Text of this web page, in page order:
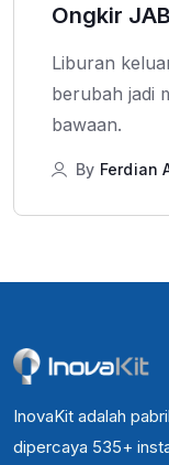
Ongkir
Liburan
berubah jadi
bawaan.
By Ferdian
InovaKit adalah
dipercaya 535+